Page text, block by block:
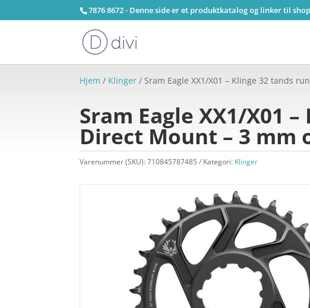
7876 8672 - Denne side er et produktkatalog og linker til
Hjem / Klinger / Sram Eagle XX1/X01 – Klinge 32 tands
Sram Eagle XX1/X01
Direct Mount – 3 mm
Varenummer (SKU):710845787485 Kategori: Klinger